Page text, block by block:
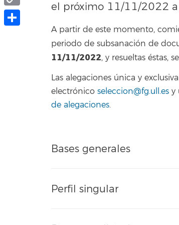
el próximo 11/11/2022 a
A partir de este momento,
periodo de subsanación de
11/11/2022, y resueltas éstas,
Las alegaciones única y
electrónico seleccion@fg.ull.es y
de alegaciones.
Bases generales
Perfil singular
Copy